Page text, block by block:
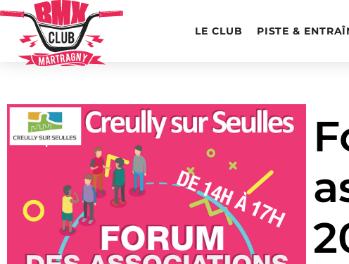
LE CLUB PISTE &